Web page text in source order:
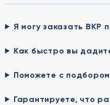
Я могу заказать ВКР
Как быстро вы
Поможете с
Гарантируете, что